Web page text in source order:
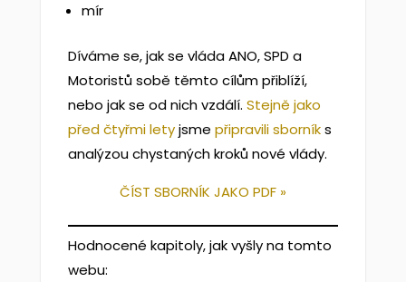
mír
Díváme se, jak se vláda ANO, SPD a
Motoristů sobě těmto cílům přiblíží,
nebo jak se od nich vzdálí. Stejně jako
před čtyřmi letyjsme připravili sborníks
analýzou chystaných kroků nové vlády.
ČÍST SBORNÍK JAKO PDF »
Hodnocené kapitoly, jak vyšly na tomto
webu: